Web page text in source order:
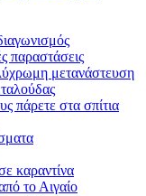
παραστάσεις
μετανάστευση
πάρετε στα σπίτια
καραντίνα
το Αιγαίο